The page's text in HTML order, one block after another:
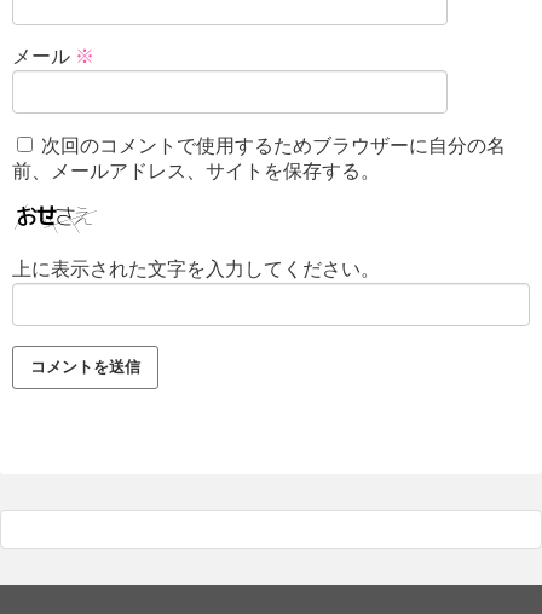
メール ※
次回のコメントで使用するためブラウザーに自分の名
前、メールアドレス、サイトを保存する。
上に表示された文字を入力してください。